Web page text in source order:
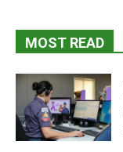
MOST READ